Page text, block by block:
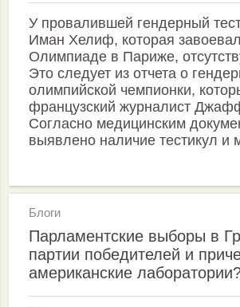
У провалившей гендерный
Иман Хелиф, которая
Олимпиаде в Париже,
Это следует из отчета о
олимпийской чемпионки,
французский журналист
Согласно медицинским
выявлено наличие тестикул и
Блоги
Парламентские выборы в
партии победителей и
американские